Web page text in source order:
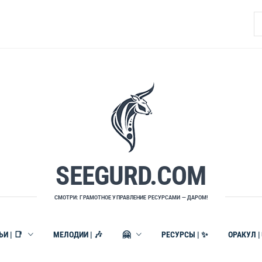
SEEGURD.COM
СМОТРИ: ГРАМОТНОЕ УПРАВЛЕНИЕ РЕСУРСАМИ — ДАРОМ!
| 📑 МЕЛОДИИ | 🎶 🤗 РЕСУРСЫ | ✨ ОРАКУЛ |